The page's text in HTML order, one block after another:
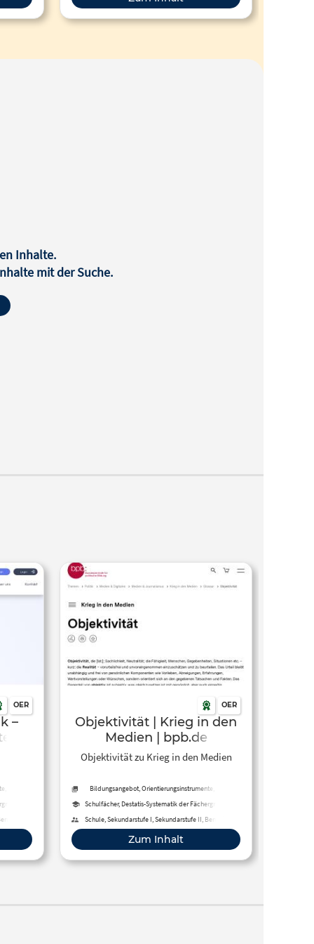
Inhalte.
mit der Suche.
OER
–
Tool,
OER
Objektivität | Krieg in den
Medien | bpb.de
Objektivität zu Krieg in den Medien
Bildungsangebot, Orientierungsinstrumente, Tool,
Schulfächer, Destatis-Systematik der Fächergruppen,
Schule, Sekundarstufe I, Sekundarstufe II, Berufliche
Bildung, Hochschule, Fortbildung,
Erwachsenenbildung, Fernunterricht
Zum Inhalt